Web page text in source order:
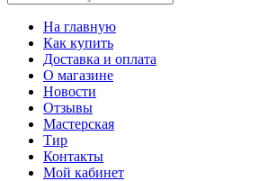
На главную
Как купить
Доставка и оплата
О магазине
Новости
Отзывы
Мастерская
Тир
Контакты
Мой кабинет